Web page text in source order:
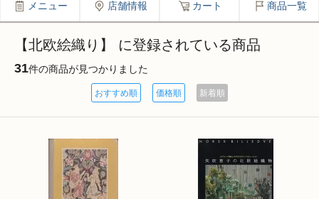
メニュー 店舗情報 カート 商品一覧
【北欧絵織り】 に登録されている商品
31件の商品が見つかりました
おすすめ順 価格順 新着順